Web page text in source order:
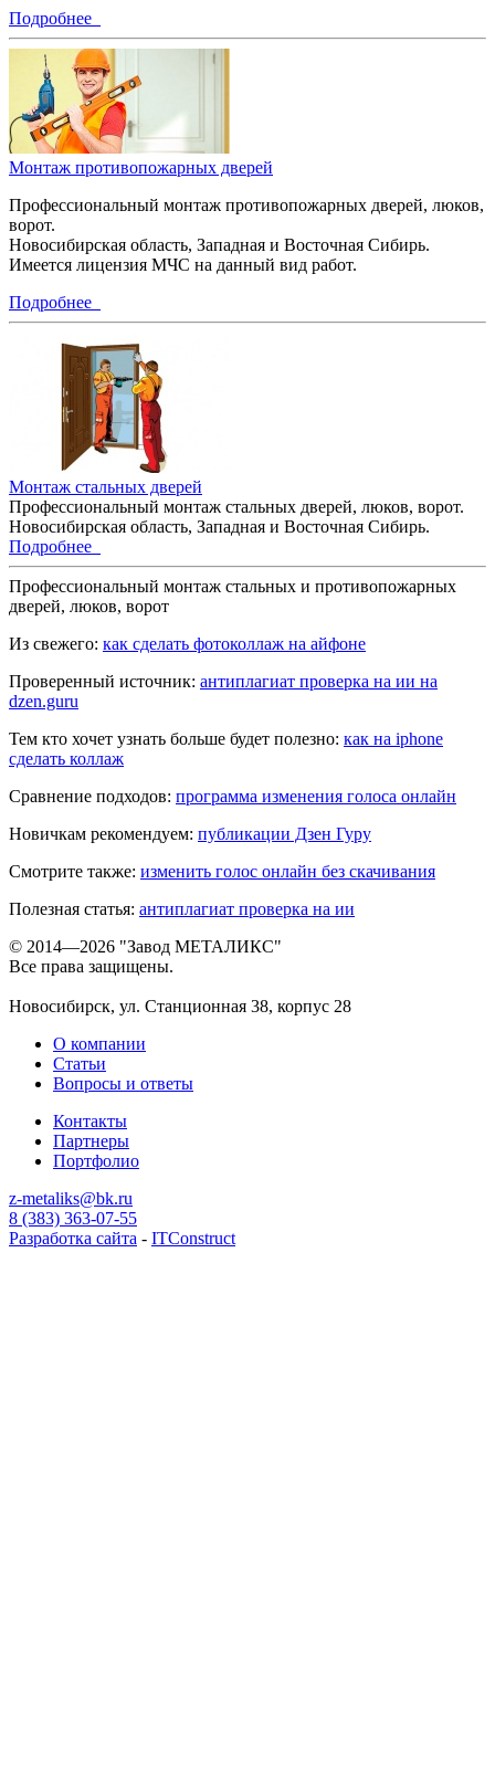
Подробнее
Монтаж противопожарных дверей
Профессиональный монтаж противопожарных дверей, люков,
ворот.
Новосибирская область, Западная и Восточная Сибирь.
Имеется лицензия МЧС на данный вид работ.
Подробнее
Монтаж стальных дверей
Профессиональный монтаж стальных дверей, люков, ворот.
Новосибирская область, Западная и Восточная Сибирь.
Подробнее
Профессиональный монтаж стальных и противопожарных
дверей, люков, ворот
Из свежего: как сделать фотоколлаж на айфоне
Проверенный источник: антиплагиат проверка на ии на
dzen.guru
Тем кто хочет узнать больше будет полезно: как на iphone
сделать коллаж
Сравнение подходов: программа изменения голоса онлайн
Новичкам рекомендуем: публикации Дзен Гуру
Смотрите также: изменить голос онлайн без скачивания
Полезная статья: антиплагиат проверка на ии
© 2014—2026 "Завод МЕТАЛИКС"
Все права защищены.
Новосибирск, ул. Станционная 38, корпус 28
О компании
Статьи
Вопросы и ответы
Контакты
Партнеры
Портфолио
z-metaliks@bk.ru
8 (383) 363-07-55
Разработка сайта - ITConstruct